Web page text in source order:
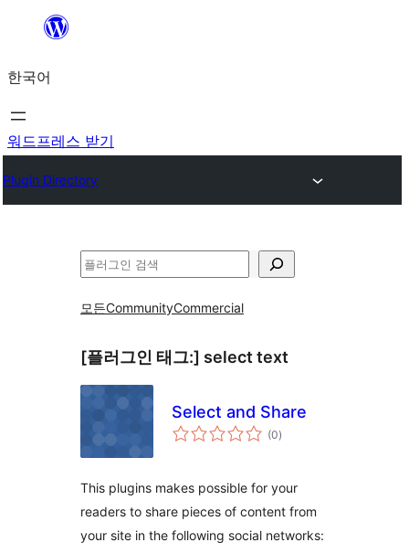
츠
로
바
가
한국어
워드프레스 받기
Plugin Directory
검
모든CommunityCommercial
[플러그인 태그:] select text
Select and Share
(0전
체)
This plugins makes possible for your
readers to share pieces of content from
your site in the following social networks: